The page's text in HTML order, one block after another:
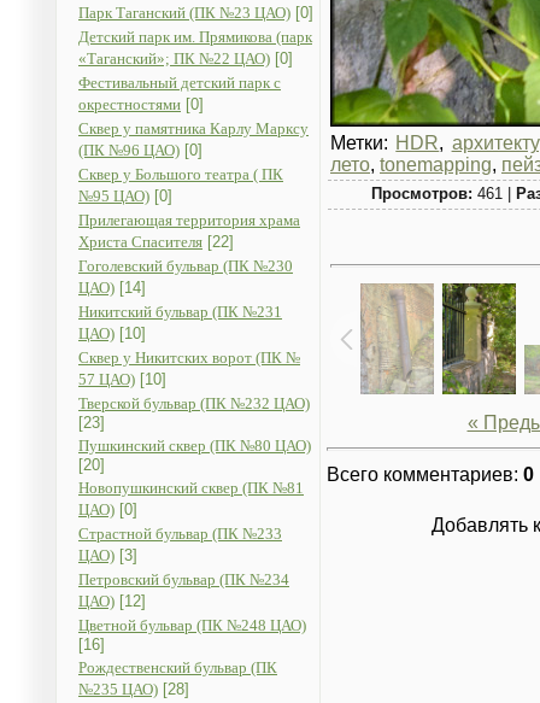
Парк Таганский (ПК №23 ЦАО) [0]
Детский парк им. Прямикова (парк
«Таганский»; ПК №22 ЦАО) [0]
Фестивальный детский парк с
окрестностями [0]
Сквер у памятника Карлу Марксу
(ПК №96 ЦАО) [0]
Сквер у Большого театра ( ПК
№95 ЦАО) [0]
Прилегающая территория храма
Христа Спасителя [22]
Гоголевский бульвар (ПК №230
ЦАО) [14]
Никитский бульвар (ПК №231
ЦАО) [10]
Сквер у Никитских ворот (ПК №
57 ЦАО) [10]
Тверской бульвар (ПК №232 ЦАО)
[23]
Пушкинский сквер (ПК №80 ЦАО)
[20]
Новопушкинский сквер (ПК №81
ЦАО) [0]
Страстной бульвар (ПК №233
ЦАО) [3]
Петровский бульвар (ПК №234
ЦАО) [12]
Цветной бульвар (ПК №248 ЦАО)
[16]
Рождественский бульвар (ПК
№235 ЦАО) [28]
Метки: HDR,
лето, tonemapping,
Просмотров: 461 |
«
Всего комментариев: 0
Добавлять